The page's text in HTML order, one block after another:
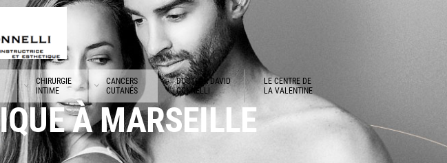
CHIRURGIE
INTIME
CANCERS
CUTANÉS
DOCTEUR DAVID
GONNELLI
LE CENTRE DE
LA VALENTINE
À MARSEILLE